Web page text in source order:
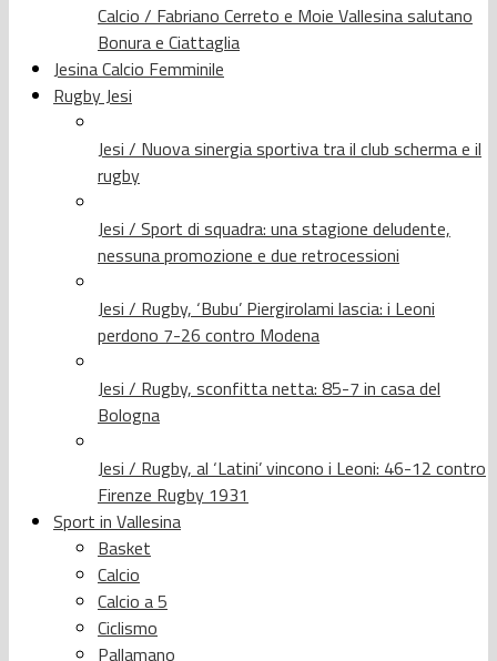
Calcio / Fabriano Cerreto e Moie Vallesina salutano
Bonura e Ciattaglia
Jesina Calcio Femminile
Rugby Jesi
Jesi / Nuova sinergia sportiva tra il club scherma e il
rugby
Jesi / Sport di squadra: una stagione deludente,
nessuna promozione e due retrocessioni
Jesi / Rugby, ‘Bubu’ Piergirolami lascia: i Leoni
perdono 7-26 contro Modena
Jesi / Rugby, sconfitta netta: 85-7 in casa del
Bologna
Jesi / Rugby, al ‘Latini’ vincono i Leoni: 46-12 contro
Firenze Rugby 1931
Sport in Vallesina
Basket
Calcio
Calcio a 5
Ciclismo
Pallamano